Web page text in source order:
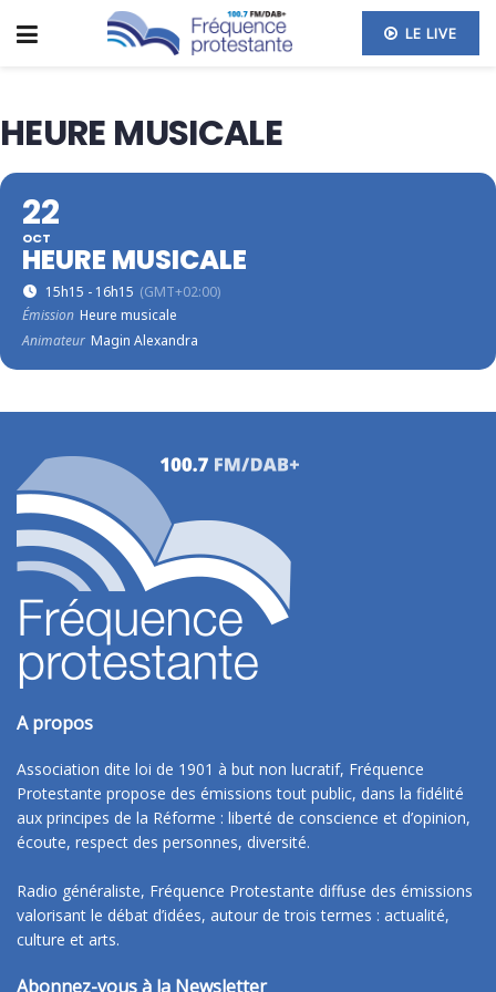
LE LIVE
HEURE MUSICALE
22
OCT
HEURE MUSICALE
15h15 - 16h15 (GMT+02:00)
Émission Heure musicale
Animateur Magin Alexandra
A propos
Association dite loi de 1901 à but non lucratif, Fréquence
Protestante propose des émissions tout public, dans la fidélité
aux principes de la Réforme : liberté de conscience et d’opinion,
écoute, respect des personnes, diversité.
Radio généraliste, Fréquence Protestante diffuse des émissions
valorisant le débat d’idées, autour de trois termes : actualité,
culture et arts.
Abonnez-vous à la Newsletter